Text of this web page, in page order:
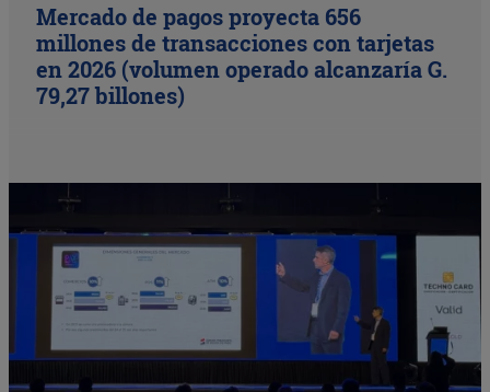
Mercado de pagos proyecta 656
millones de transacciones con tarjetas
en 2026 (volumen operado alcanzaría G.
79,27 billones)